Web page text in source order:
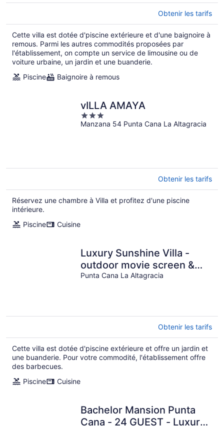
Obtenir les tarifs
Cette villa est dotée d'piscine extérieure et d'une baignoire à
remous. Parmi les autres commodités proposées par
l'établissement, on compte un service de limousine ou de
voiture urbaine, un jardin et une buanderie.
Piscine
Baignoire à remous
vILLA AMAYA
3
out
Manzana 54 Punta Cana La Altagracia
Obtenir les tarifs
Réservez une chambre à Villa et profitez d'une piscine
intérieure.
Piscine
Cuisine
Luxury Sunshine Villa -
outdoor movie screen &
pool heated(50x17ft),
Punta Cana La Altagracia
Obtenir les tarifs
Cette villa est dotée d'piscine extérieure et offre un jardin et
une buanderie. Pour votre commodité, l'établissement offre
des barbecues.
Piscine
Cuisine
Bachelor Mansion Punta
Cana - 24 GUEST - Luxury